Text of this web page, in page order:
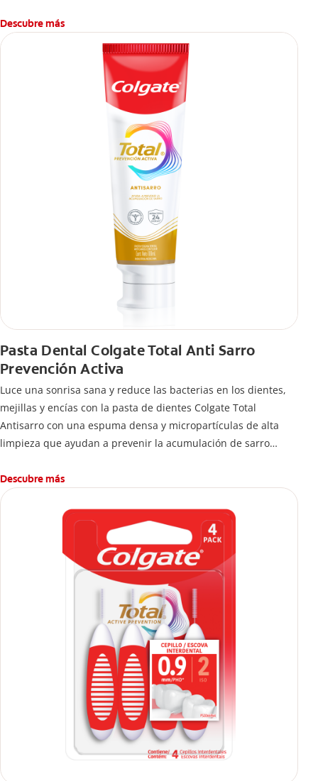
Descubre más
Pasta Dental Colgate Total Anti Sarro
Prevención Activa
Luce una sonrisa sana y reduce las bacterias en los dientes,
mejillas y encías con la pasta de dientes Colgate Total
Antisarro con una espuma densa y micropartículas de alta
limpieza que ayudan a prevenir la acumulación de sarro
Descubre más